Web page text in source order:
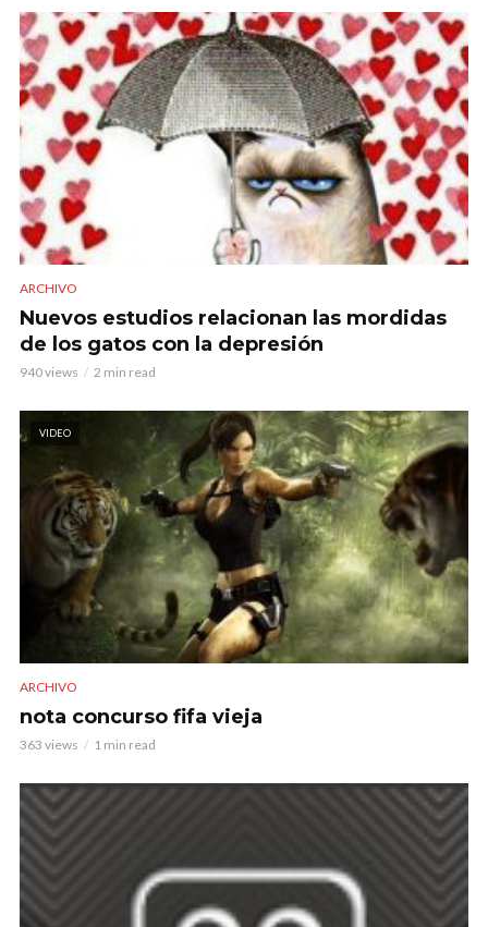
ARCHIVO
Nuevos estudios relacionan las mordidas
de los gatos con la depresión
940 views 2 min read
VIDEO
ARCHIVO
nota concurso fifa vieja
363 views 1 min read